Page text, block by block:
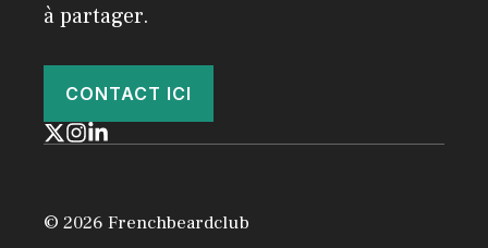
à partager.
CONTACT ICI
© 2026 Frenchbeardclub